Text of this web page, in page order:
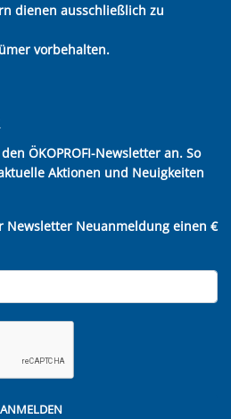
dienen ausschließlich zu
vorbehalten.
ÖKOPROFI-Newsletter an. So
Aktionen und Neuigkeiten
Newsletter Neuanmeldung einen €
ANMELDEN